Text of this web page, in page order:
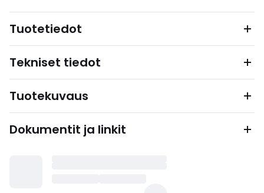
Tuotetiedot
Tekniset tiedot
Tuotekuvaus
Dokumentit ja linkit